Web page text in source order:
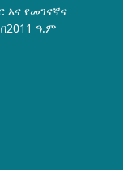
እና የመገናኛና
ዓ.ም